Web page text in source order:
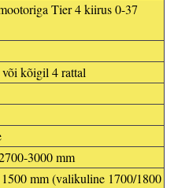
Tier 4 kiirus 0-37
või kõigil 4 rattal
3000 mm
1500 mm (valikuline 1700/1800